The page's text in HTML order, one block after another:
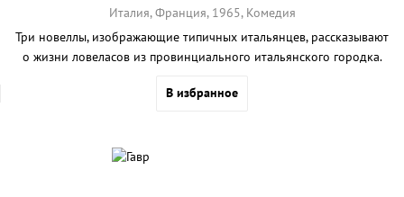
Италия, Франция, 1965, Комедия
Три новеллы, изображающие типичных итальянцев, рассказывают
о жизни ловеласов из провинциального итальянского городка.
В избранное